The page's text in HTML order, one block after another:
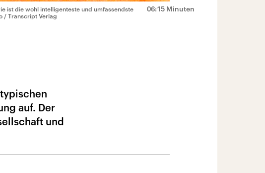
06:15 Minuten
ist die wohl intelligenteste und umfassendste
/ Transcript Verlag
auf. Der
und